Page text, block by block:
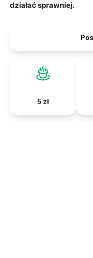
działać sprawniej.
5 zł